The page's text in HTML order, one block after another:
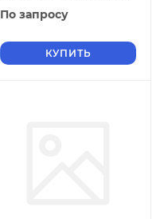
х/к
По запросу
КУПИТЬ